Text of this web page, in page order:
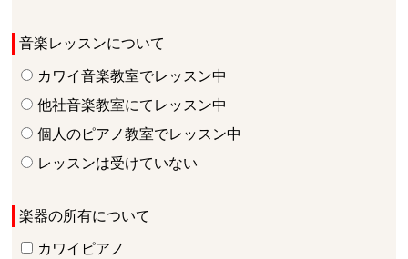
音楽レッスンについて
カワイ音楽教室でレッスン中
他社音楽教室にてレッスン中
個人のピアノ教室でレッスン中
レッスンは受けていない
楽器の所有について
カワイピアノ